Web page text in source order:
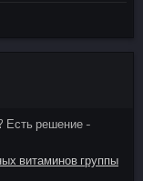
Есть решение -
витаминов группы